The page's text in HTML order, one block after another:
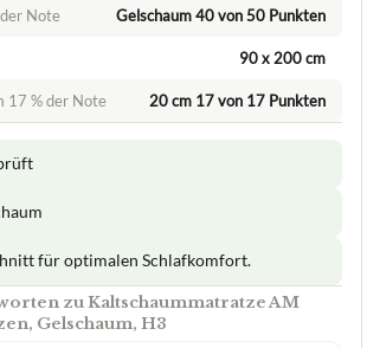
Note Gelschaum 40 von 50 Punkten
90 x 200 cm
17 % der Note 20 cm 17 von 17 Punkten
für optimalen Schlafkomfort.
zu Kaltschaummatratze AM
Gelschaum, H3